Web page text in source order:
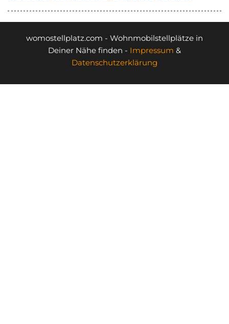
womostellplatz.com - Wohnmobilstellplätze in
Deiner Nähe finden - Impressum &
Datenschutzerklärung